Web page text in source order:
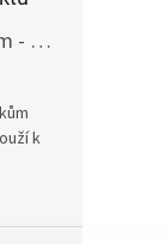
Smeták dřevěný s holi 120cm - žíně
k